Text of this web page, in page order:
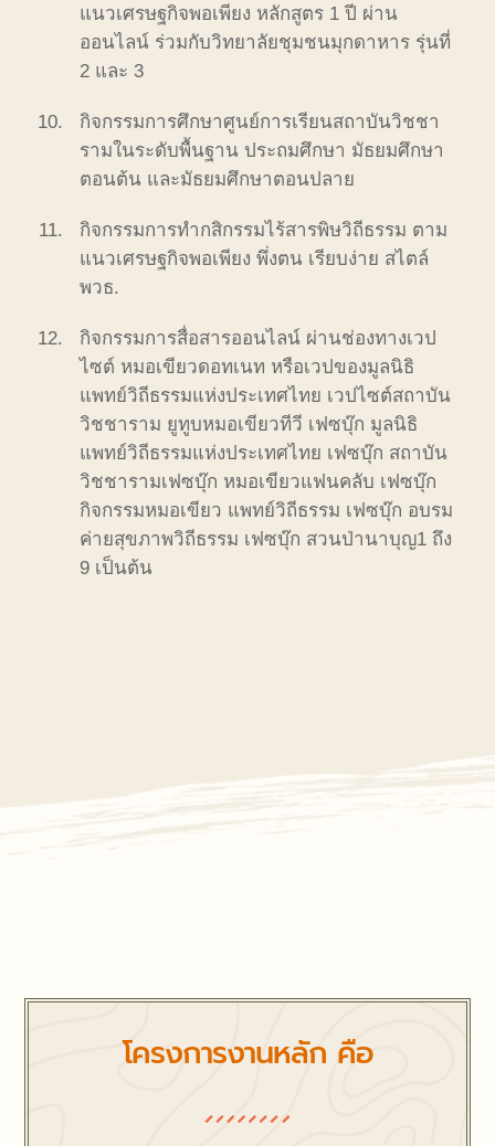
แนวเศรษฐกิจพอเพียง หลักสูตร 1ปี ผ่าน
ออนไลน์ ร่วมกับวิทยาลัยชุมชนมุกดาหาร รุ่นที่
2 และ 3
กิจกรรมการศึกษาศูนย์การเรียนสถาบันวิชชา
รามในระดับพื้นฐาน ประถมศึกษา มัธยมศึกษา
ตอนต้น และมัธยมศึกษาตอนปลาย
กิจกรรมการทำกสิกรรมไร้สารพิษวิถีธรรม ตาม
แนวเศรษฐกิจพอเพียง พึ่งตน เรียบง่าย สไตล์
พวธ.
กิจกรรมการสื่อสารออนไลน์ ผ่านช่องทางเวป
ไซต์ หมอเขียวดอทเนท หรือเวปของมูลนิธิ
แพทย์วิถีธรรมแห่งประเทศไทย เวปไซต์สถาบัน
วิชชาราม ยูทูบหมอเขียวทีวี เฟซบุ๊ก มูลนิธิ
แพทย์วิถีธรรมแห่งประเทศไทย เฟซบุ๊ก สถาบัน
วิชชารามเฟซบุ๊ก หมอเขียวแฟนคลับ เฟซบุ๊ก
กิจกรรมหมอเขียว แพทย์วิถีธรรม เฟซบุ๊ก อบรม
ค่ายสุขภาพวิถีธรรม เฟซบุ๊ก สวนป่านาบุญ1 ถึง
9 เป็นต้น
โครงการงานหลัก คือ